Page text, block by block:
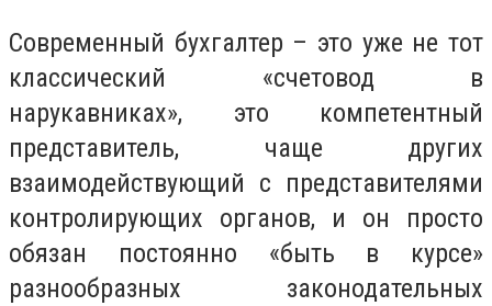
Современный бухгалтер – это уже не тот
классический «счетовод в
нарукавниках», это компетентный
представитель, чаще других
взаимодействующий с представителями
контролирующих органов, и он просто
обязан постоянно «быть в курсе»
разнообразных законодательных